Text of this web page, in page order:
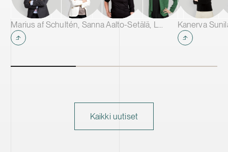
Marius af Schultén, Sanna Aalto-Setälä, Laura Vuorinen & Marja Ollila Kanerva
Kaikki uutiset